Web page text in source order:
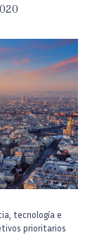
tecnología e
prioritarios